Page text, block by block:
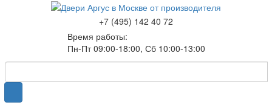
+7 (495) 142 40 72
Время работы:
Пн-Пт 09:00-18:00, Сб 10:00-13:00